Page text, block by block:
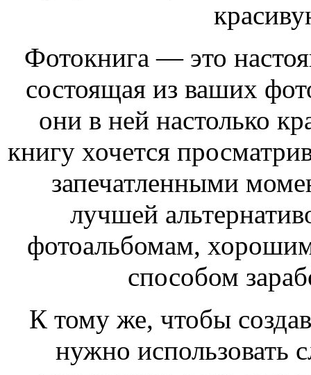
Фотокнига — это
состоящая из ваших
они в ней настолько
книгу хочется
запечатленными
лучшей
фотоальбомам,
способом
К тому же, чтобы
нужно использовать